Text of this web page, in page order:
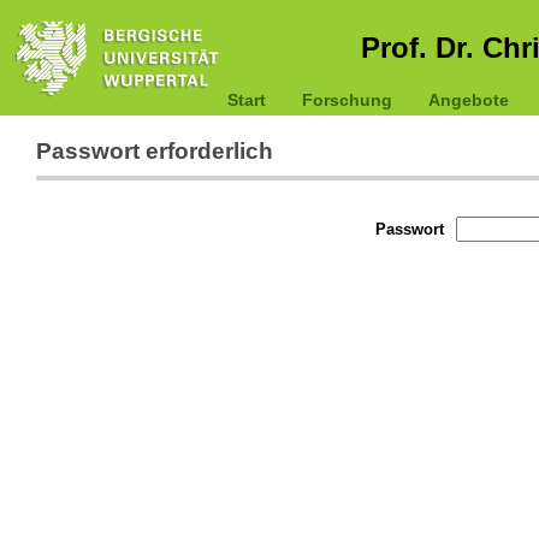
Prof. Dr.
Start Forschung Angebote
Passwort erforderlich
Passwort